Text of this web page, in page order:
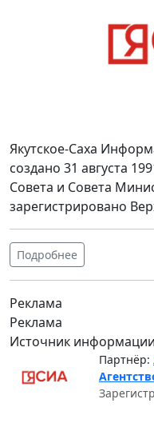
Якутское-Саха
создано 31 августа
Совета и Совета
зарегистрировано
Подробнее
Реклама
Реклама
Источник информации
Партнёр: